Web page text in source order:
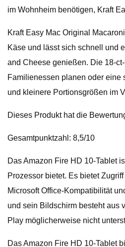
im Wohnheim benötigen, Kraft
Kraft Easy Mac Original
Käse und lässt sich schnell und
and Cheese genießen. Die 18-
Familienessen planen oder eine
und kleinere Portionsgrößen im
Dieses Produkt hat die
Gesamtpunktzahl: 8,5/10
Das Amazon Fire HD 10-Tablet
Prozessor bietet. Es bietet
Microsoft Office-Kompatibilität
und sein Bildschirm besteht aus
Play möglicherweise nicht
Das Amazon Fire HD 10-Tablet